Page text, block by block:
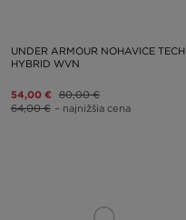
UNDER ARMOUR NOHAVICE TECH
HYBRID WVN
54,00 € 80,00 €
64,00 € – najnižšia cena